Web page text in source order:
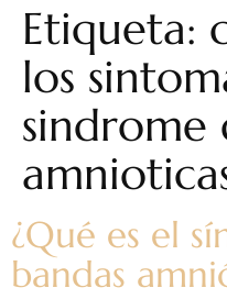
Etiqueta:
los
sindrome
¿Qué es el
bandas